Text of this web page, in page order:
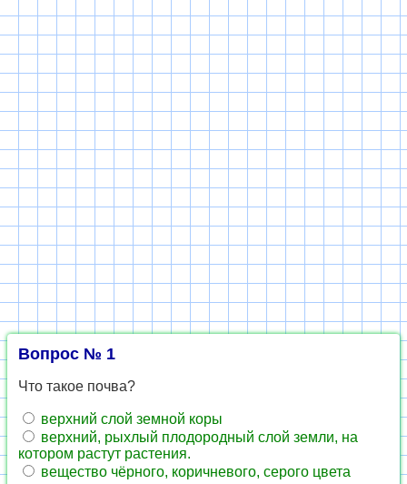
Вопрос № 1
Что такое почва?
верхний слой земной коры
верхний, рыхлый плодородный слой земли, на
котором растут растения.
вещество чёрного, коричневого, серого цвета